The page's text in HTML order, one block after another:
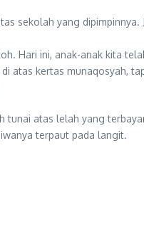
sekolah yang
Hari ini, anak-anak kita
atas kertas munaqosyah,
atas lelah yang
terpaut pada langit.